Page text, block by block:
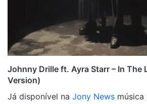
Johnny Drille ft. Ayra Starr – In The
Version)
Já disponível na Jony News música